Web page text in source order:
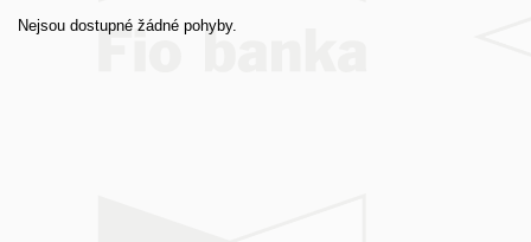
Nejsou dostupné žádné pohyby.